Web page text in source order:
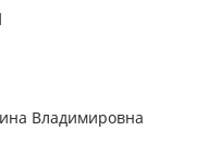
Владимировна